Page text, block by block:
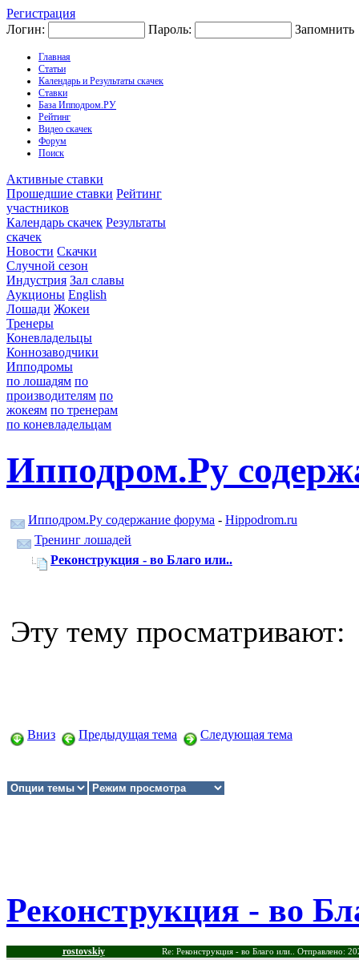
Регистрация
Логин:
Пароль: Запомнить
Главная
Статьи
Календарь и Результаты скачек
Ставки
База Ипподром.РУ
Рейтинг
Видео скачек
Форум
Поиск
Активные ставки
Прошедшие ставки Рейтинг
участников
Календарь скачек Результаты
скачек
Новости Скачки
Случной сезон
Индустрия Зал славы
Аукционы English
Лошади Жокеи
Тренеры
Коневладельцы
Коннозаводчики
Ипподромы
по лошадям по
производителям по
жокеям по тренерам
по коневладельцам
Ипподром.Ру
Ипподром.Ру содержание форума - Hippodrom.ru
Тренинг лошадей
Реконструкция - во Благо или..
Эту тему
Вниз Предыдущая тема Следующая тема
Реконструкция - во
rostovskiy Re: Реконструкция - во Благо или.. Отправлено: